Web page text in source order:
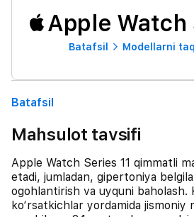
Apple Watch
Batafsil Modellarni
Batafsil
Mahsulot tavsifi
Apple Watch Series 11 qimmatli
etadi, jumladan, gipertoniya
ogohlantirish va uyquni baholash.
ko‘rsatkichlar yordamida jismoniy